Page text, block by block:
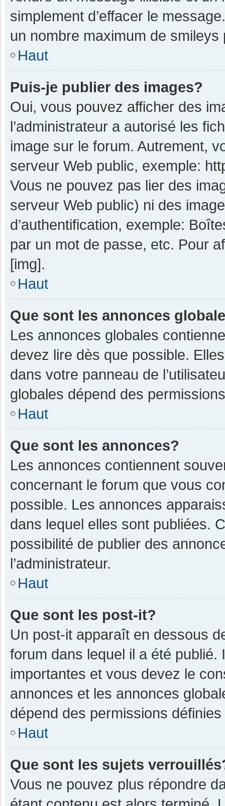
simplement d’effacer le
un nombre maximum de smileys
Haut
Puis-je publier des images?
Oui, vous pouvez afficher des
l’administrateur a autorisé les
image sur le forum. Autrement,
serveur Web public, exemple:
Vous ne pouvez pas lier des
serveur Web public) ni des
d’authentification, exemple:
par un mot de passe, etc. Pour
[img].
Haut
Que sont les annonces
Les annonces globales
devez lire dès que possible.
dans votre panneau de
globales dépend des
Haut
Que sont les annonces?
Les annonces contiennent
concernant le forum que vous
possible. Les annonces
dans lequel elles sont publiées.
possibilité de publier des
l’administrateur.
Haut
Que sont les post-it?
Un post-it apparaît en dessous
forum dans lequel il a été
importantes et vous devez le
annonces et les annonces
dépend des permissions définies
Haut
Que sont les sujets
Vous ne pouvez plus répondre